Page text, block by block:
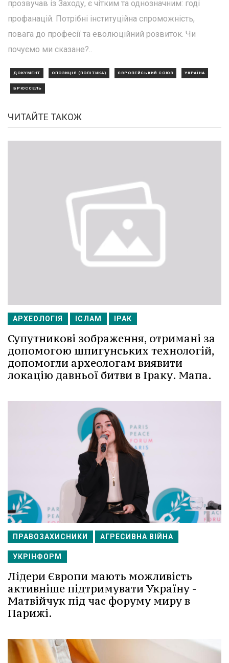
прозвучав із Заходу, є чітким та однозначним: годі
профанацій. Потрібні інституційна спроможність,
повага до професії та еволюційний розвиток. Чи
почуємо ми сказане?..
ДОКУМЕНТ ОПОЗИЦІЯ (ПОЛІТИКА) ЄВРОПЕЙСЬКИЙ СОЮЗ УКРАЇНА
БРЮССЕЛЬ
ЧИТАЙТЕ ТАКОЖ
АРХЕОЛОГІЯ ІСЛАМ ІРАК
Супутникові зображення, отримані за
допомогою шпигунських технологій,
допомогли археологам виявити
локацію давньої битви в Іраку. Мапа.
ПРАВОЗАХИСНИКИ АГРЕСИВНА ВІЙНА
УКРІНФОРМ
Лідери Європи мають можливість
активніше підтримувати Україну -
Матвійчук під час форуму миру в
Парижі.